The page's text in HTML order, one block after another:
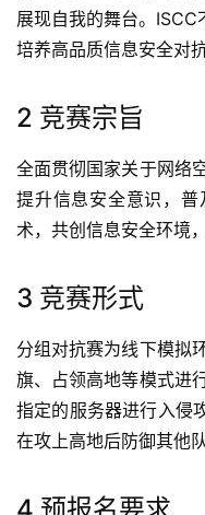
展现自我的舞台。ISCC
培养高品质信息安全对
2 竞赛宗旨
全面贯彻国家关于网络
提升信息安全意识，
术，共创信息安全环境
3 竞赛形式
分组对抗赛为线下模拟
旗、占领高地等模式进
指定的服务器进行入侵
在攻上高地后防御其他
4 预报名要求